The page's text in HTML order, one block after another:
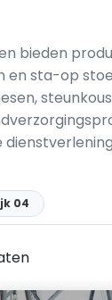
bieden
en sta-op
04